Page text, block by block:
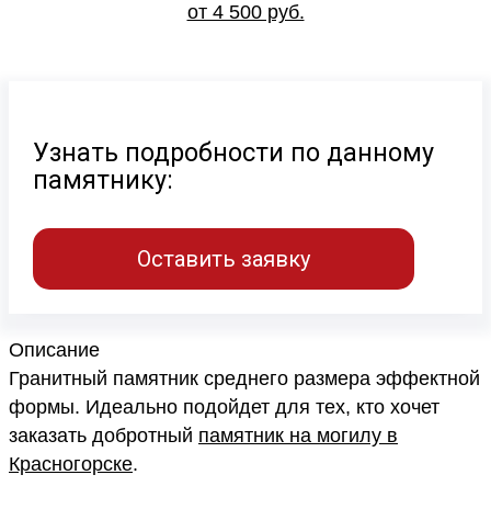
от 4 500 руб.
Узнать подробности по данному
памятнику:
Оставить заявку
Описание
Гранитный памятник среднего размера эффектной
формы. Идеально подойдет для тех, кто хочет
заказать добротный памятник на могилу в
Красногорске.